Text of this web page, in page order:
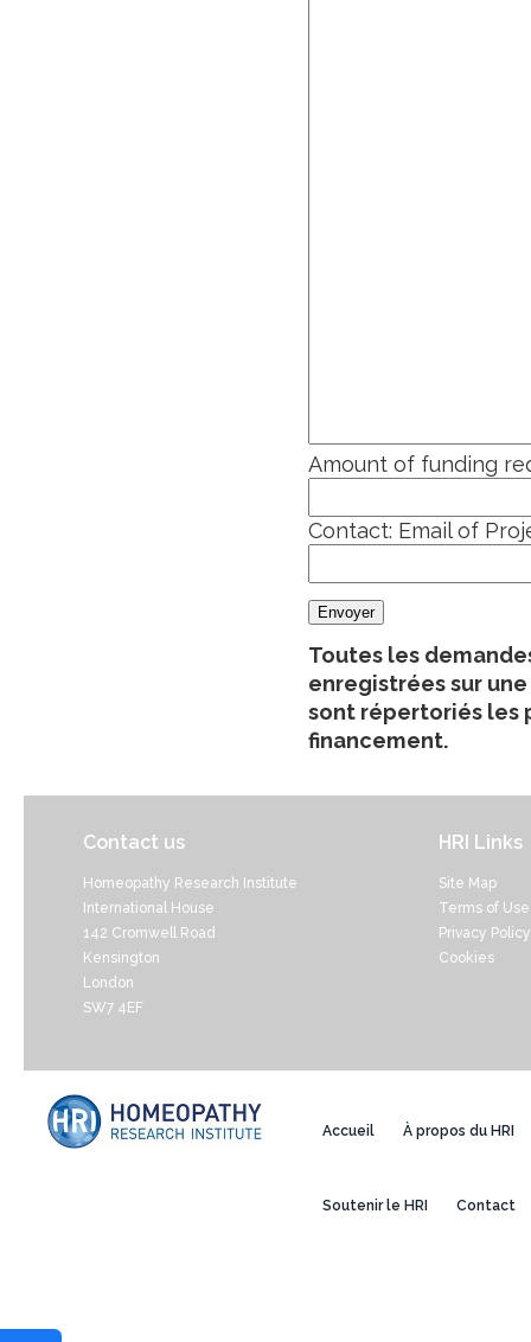
Amount of funding
Contact: Email of
Envoyer
Toutes les
enregistrées sur
sont répertoriés les
financement.
Contact us
Homeopathy Research Institute
International House
142 Cromwell Road
Kensington
London
SW7 4EF
HRI Links
Site Map
Terms of Use
Privacy Policy
Cookies
Accueil À propos du HRI
Soutenir le HRI Contact